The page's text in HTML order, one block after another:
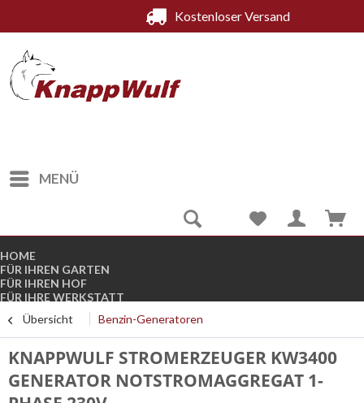
Kostenloser
MENÜ
HOME
FÜR IHREN GARTEN
FÜR IHREN HOF
FÜR IHRE WERKSTATT
FÜR DEN WINTER
KOMPRESSOREN
STROMGENERATOREN
B-WARE
ALLGEMEIN
Übersicht Benzin-Generatoren
KNAPPWULF STROMERZEUGER KW3400
GENERATOR NOTSTROMAGGREGAT 1-